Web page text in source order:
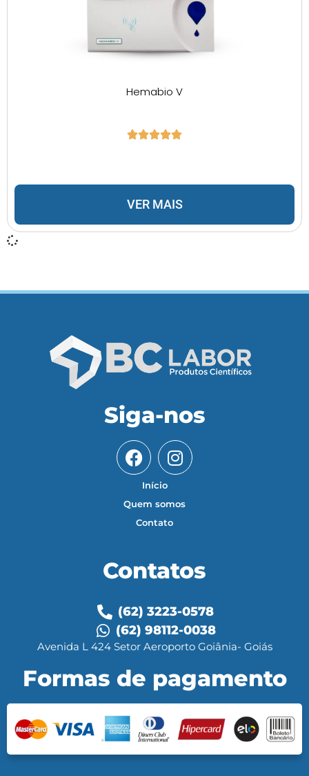
Hemabio V
VER MAIS
Siga-nos
Início
Quem somos
Contato
Contatos
(62) 3223-0578
(62) 98112-0038
Avenida L 424 Setor Aeroporto Goiânia- Goiás
Formas de pagamento